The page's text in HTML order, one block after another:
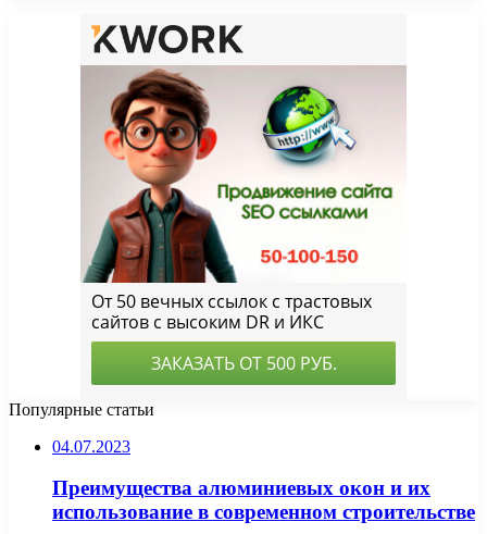
Популярные статьи
04.07.2023
Преимущества алюминиевых окон и их
использование в современном строительстве